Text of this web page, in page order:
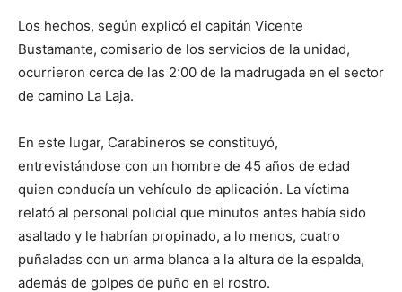
Los hechos, según explicó el capitán Vicente
Bustamante, comisario de los servicios de la unidad,
ocurrieron cerca de las 2:00 de la madrugada en el sector
de camino La Laja.
En este lugar, Carabineros se constituyó,
entrevistándose con un hombre de 45 años de edad
quien conducía un vehículo de aplicación. La víctima
relató al personal policial que minutos antes había sido
asaltado y le habrían propinado, a lo menos, cuatro
puñaladas con un arma blanca a la altura de la espalda,
además de golpes de puño en el rostro.